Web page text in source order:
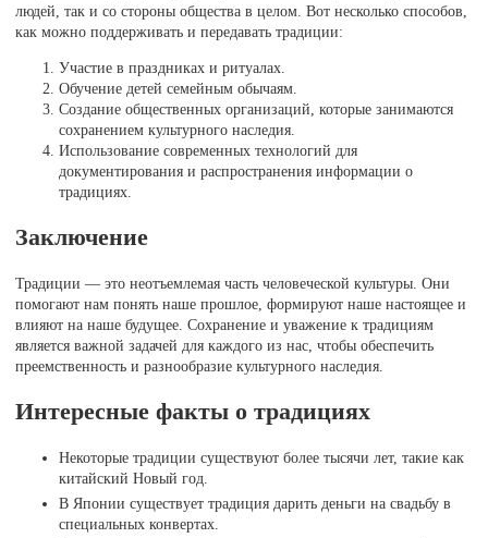
людей, так и со стороны общества в целом. Вот несколько способов,
как можно поддерживать и передавать традиции:
Участие в праздниках и ритуалах.
Обучение детей семейным обычаям.
Создание общественных организаций, которые занимаются
сохранением культурного наследия.
Использование современных технологий для
документирования и распространения информации о
традициях.
Заключение
Традиции — это неотъемлемая часть человеческой культуры. Они
помогают нам понять наше прошлое, формируют наше настоящее и
влияют на наше будущее. Сохранение и уважение к традициям
является важной задачей для каждого из нас, чтобы обеспечить
преемственность и разнообразие культурного наследия.
Интересные факты о традициях
Некоторые традиции существуют более тысячи лет, такие как
китайский Новый год.
В Японии существует традиция дарить деньги на свадьбу в
специальных конвертах.